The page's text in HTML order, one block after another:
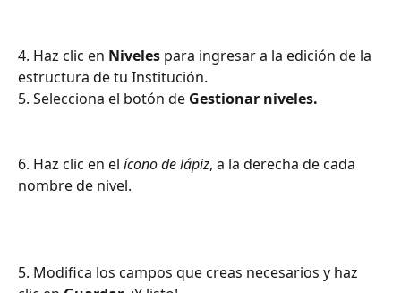
4. Haz clic en Niveles para ingresar a la edición de la
estructura de tu Institución.
5. Selecciona el botón de Gestionar niveles.
6. Haz clic en el ícono de lápiz, a la derecha de cada
nombre de nivel.
5. Modifica los campos que creas necesarios y haz